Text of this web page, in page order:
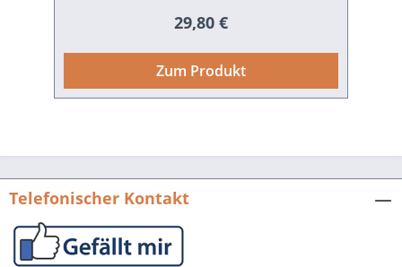
überblicken, um die Gegenwart besser
verständlich geschriebenen wie
Gesamtdarstellung von Haßmersheim
gegenseitige Kennenlernen zu fördern,
getrennte Durchgänge durch die
jeweiligen Ortsgeschichten
Regulärer Preis:
29,80 €
Zum Produkt
Telefonischer Kontakt